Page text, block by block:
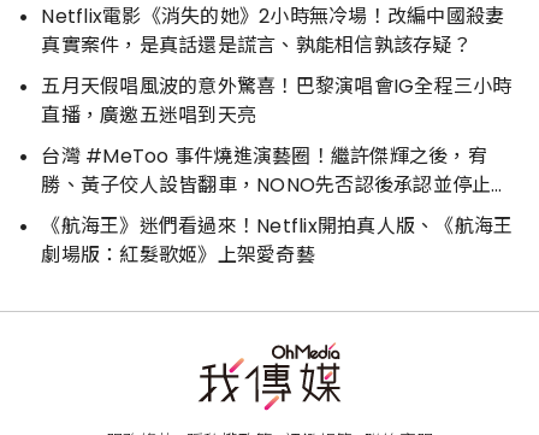
Netflix電影《消失的她》2小時無冷場！改編中國殺妻
真實案件，是真話還是謊言、孰能相信孰該存疑？
五月天假唱風波的意外驚喜！巴黎演唱會IG全程三小時
直播，廣邀五迷唱到天亮
台灣 #MeToo 事件燒進演藝圈！繼許傑輝之後，宥
勝、黃子佼人設皆翻車，NONO先否認後承認並停止演
藝工作
《航海王》迷們看過來！Netflix開拍真人版、《航海王
劇場版：紅髮歌姬》上架愛奇藝